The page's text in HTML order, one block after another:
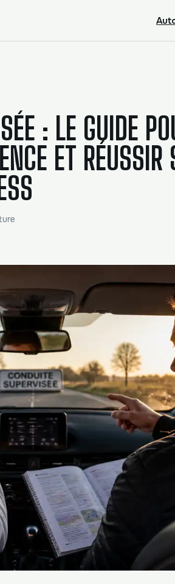
: LE GUIDE
ET RÉUSSIR